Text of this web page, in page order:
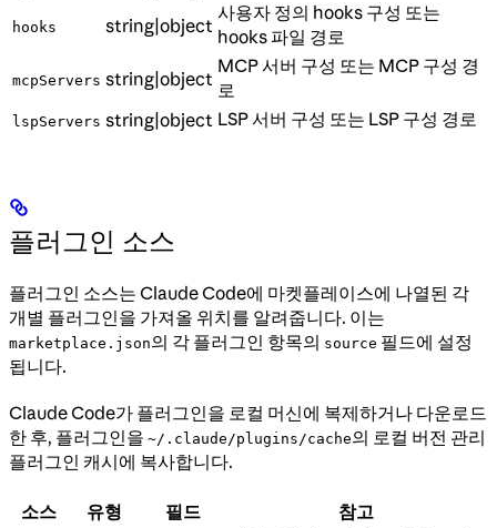
hooks string|object
사용자 정의 hooks 구성 또는
hooks 파일 경로
mcpServers string|object
MCP 서버 구성 또는 MCP 구성 경
로
lspServers string|object LSP 서버 구성 또는 LSP 구성 경로
플러그인 소스
플러그인 소스는 Claude Code에 마켓플레이스에 나열된 각
개별 플러그인을 가져올 위치를 알려줍니다. 이는
marketplace.json의 각 플러그인 항목의 source 필드에 설정
됩니다.
Claude Code가 플러그인을 로컬 머신에 복제하거나 다운로드
한 후, 플러그인을 ~/.claude/plugins/cache의 로컬 버전 관리
플러그인 캐시에 복사합니다.
소스 유형 필드 참고